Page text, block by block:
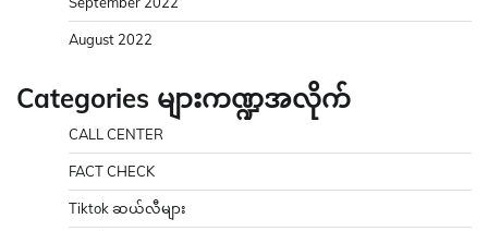
August 2022
Categories များကဏ္ဍအလိုက်
CALL CENTER
FACT CHECK
Tiktok ဆယ်လီများ